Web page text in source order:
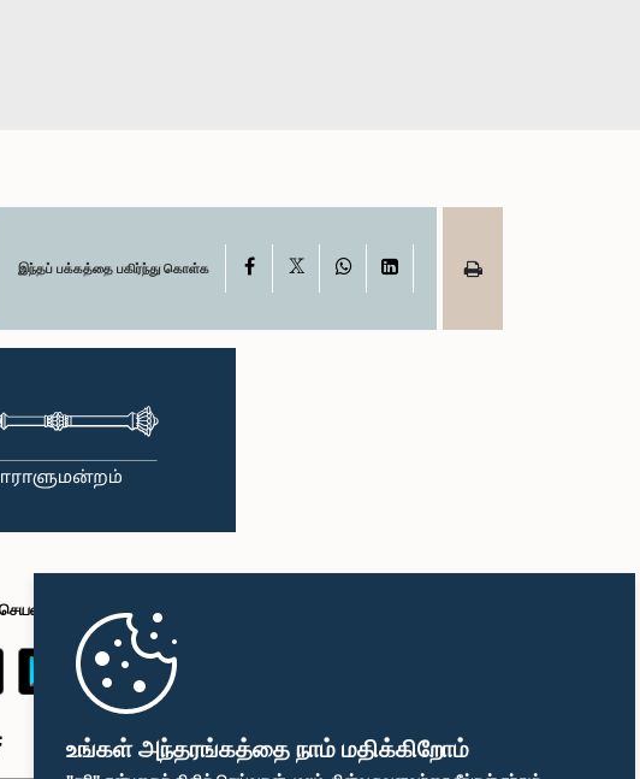
உங்கள் அந்தரங்கத்தை நாம் மதிக்கிறோம்
இந்தப் பக்கத்தை பகிர்ந்து கொள்க Facebook WhatsAppLinkedIn